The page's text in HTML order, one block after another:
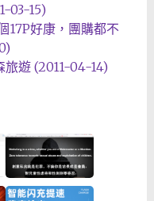
03-15)
17P好康，團購都不
旅遊 (2011-04-14)